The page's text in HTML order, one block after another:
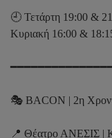
🕘 Τετάρτη 19:00 &
Κυριακή 16:00 &
🎭 BACON | 2η
📍 Θέατρο ΑΝΕΣΙΣ |